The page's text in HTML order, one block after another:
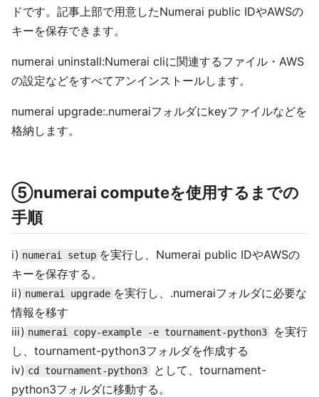
ドです。記事上部で用意したNumerai public IDやAWSの
キーを保存できます。
numerai uninstall:Numerai cliに関連するファイル・AWS
の設定などをすべてアンインストールします。
numerai upgrade:.numeraiフォルダにkeyファイルなどを
格納します。
⑤numerai computeを使用するまでの
手順
i) numerai setup を実行し、Numerai public IDやAWSの
キーを保存する。
ii) numerai upgrade を実行し、.numeraiフォルダに必要な
情報を移す
iii) numerai copy-example -e tournament-python3
を実行
し、tournament-python3フォルダを作成する
iv) cd tournament-python3
として、tournament-
python3フォルダに移動する。